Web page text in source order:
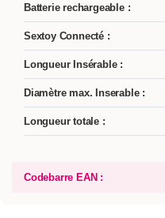
Batterie rechargeable :
Sextoy Connecté :
Longueur Insérable :
Diamètre max. Inserable :
Longueur totale :
Codebarre EAN :